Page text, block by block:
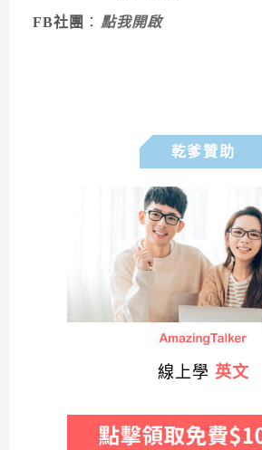
FB社團 ： 點我開啟
乾爹贊助
線上學 英文